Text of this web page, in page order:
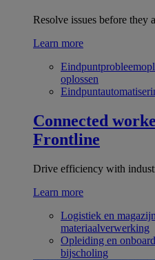
Resolve issues before they
Learn more
oplossen
Connected
Frontline
Drive efficiency with
Learn more
Logistiek en
materiaalverwerking
Opleiding en
bijscholing